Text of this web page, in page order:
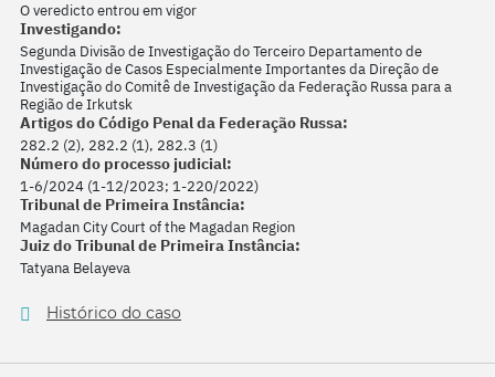
O veredicto entrou em vigor
Investigando:
Segunda Divisão de Investigação do Terceiro Departamento de
Investigação de Casos Especialmente Importantes da Direção de
Investigação do Comitê de Investigação da Federação Russa para a
Região de Irkutsk
Artigos do Código Penal da Federação Russa:
282.2 (2), 282.2 (1), 282.3 (1)
Número do processo judicial:
1-6/2024 (1-12/2023; 1-220/2022)
Tribunal de Primeira Instância:
Magadan City Court of the Magadan Region
Juiz do Tribunal de Primeira Instância:
Tatyana Belayeva
Histórico do caso